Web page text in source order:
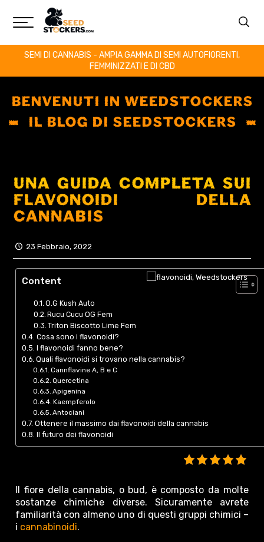
SEMI DI CANNABIS - AMPIA GAMMA DI SEMI AUTOFIORENTI,
FEMMINIZZATI E DI CBD
BENVENUTI IN WEEDSTOCKERS
IL BLOG DI SEEDSTOCKERS
UNA GUIDA COMPLETA SUI
FLAVONOIDI DELLA
CANNABIS
23 Febbraio, 2022
Content
O.G Kush Auto
Rucu Cucu OG Fem
Triton Biscotto Lime Fem
Cosa sono i flavonoidi?
I flavonoidi fanno bene?
Quali flavonoidi si trovano nella cannabis?
Cannflavine A, B e C
Quercetina
Apigenina
Kaempferolo
Antociani
Ottenere il massimo dai flavonoidi della cannabis
Il futuro dei flavonoidi
Il fiore della cannabis, o bud, è composto da molte
sostanze chimiche diverse. Sicuramente avrete
familiarità con almeno uno di questi gruppi chimici –
i cannabinoidi.